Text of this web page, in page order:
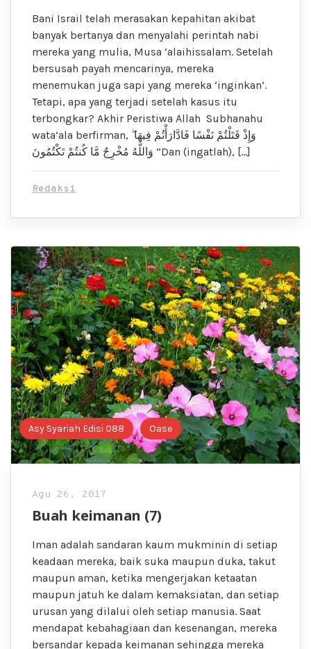
Bani Israil telah merasakan kepahitan akibat
banyak bertanya dan menyalahi perintah nabi
mereka yang mulia, Musa ‘alaihissalam. Setelah
bersusah payah mencarinya, mereka
menemukan juga sapi yang mereka ‘inginkan’.
Tetapi, apa yang terjadi setelah kasus itu
terbongkar? Akhir Peristiwa Allah Subhanahu
wata’ala berfirman, وَإِذْ قَتَلْتُمْ نَفْسًا فَادَّارَأْتُمْ فِيهَا ۖ
وَاللَّهُ مُخْرِجٌ مَّا كُنتُمْ تَكْتُمُونَ “Dan (ingatlah), […]
Redaksi
Asy Syariah Edisi 088 Oase
Agu 26, 2017
Buah keimanan (7)
Iman adalah sandaran kaum mukminin di setiap
keadaan mereka, baik suka maupun duka, takut
maupun aman, ketika mengerjakan ketaatan
maupun jatuh ke dalam kemaksiatan, dan setiap
urusan yang dilalui oleh setiap manusia. Saat
mendapat kebahagiaan dan kesenangan, mereka
bersandar kepada keimanan sehingga mereka